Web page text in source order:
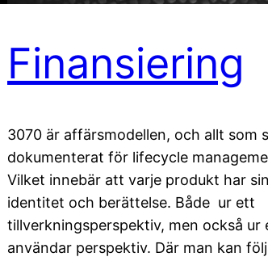
Finansiering
3070 är affärsmodellen, och allt som
dokumenterat för lifecycle
Vilket innebär att varje produkt har
identitet och berättelse. Både ur ett
tillverkningsperspektiv, men också ur
användar perspektiv. Där man kan